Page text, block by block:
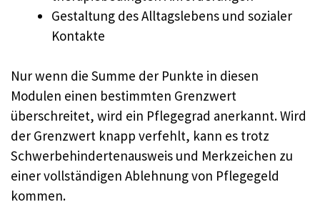
Gestaltung des Alltagslebens und sozialer
Kontakte
Nur wenn die Summe der Punkte in diesen
Modulen einen bestimmten Grenzwert
überschreitet, wird ein Pflegegrad anerkannt. Wird
der Grenzwert knapp verfehlt, kann es trotz
Schwerbehindertenausweis und Merkzeichen zu
einer vollständigen Ablehnung von Pflegegeld
kommen.